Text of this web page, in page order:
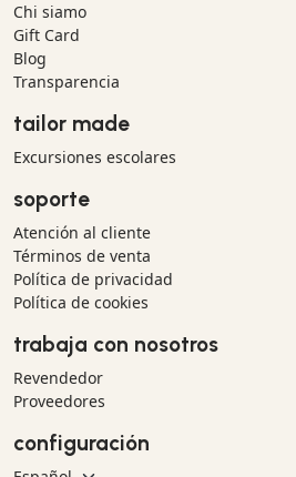
Chi siamo
Gift Card
Blog
Transparencia
tailor made
Excursiones escolares
soporte
Atención al cliente
Términos de venta
Política de privacidad
Política de cookies
trabaja con nosotros
Revendedor
Proveedores
configuración